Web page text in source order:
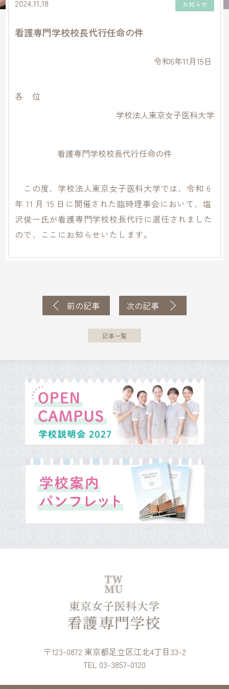
2024.11.18 お知らせ
看護専門学校校長代行任命の件
令和6年11月15日
各 位
学校法人東京女子医科大学
看護専門学校校長代行任命の件
この度、学校法人東京女子医科大学では、令和 6
年 11 月 15 日に開催された臨時理事会において、塩
沢俊一氏が看護専門学校校長代行に選任されました
ので、ここにお知らせいたします。
前の記事 次の記事
記事一覧
〒123-0872 東京都足立区江北4丁目33-2
TEL 03-3857-0120